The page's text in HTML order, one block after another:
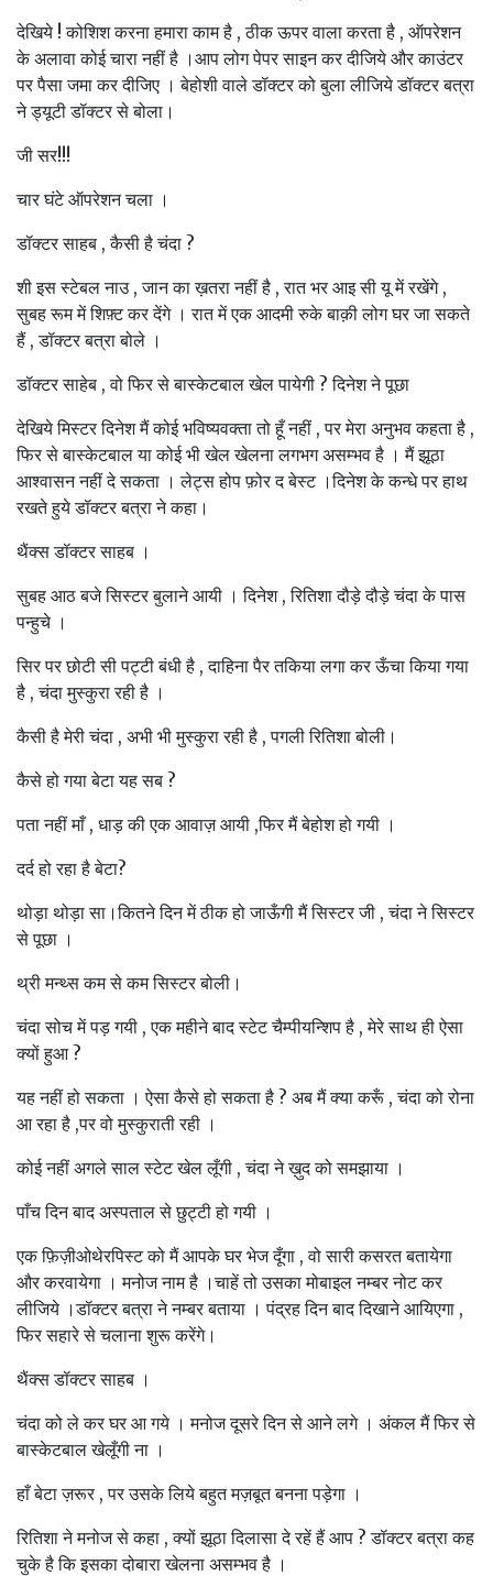
देखिये ! कोशिश करना हमारा काम है , ठीक ऊपर वाला करता है , ऑपरेशन
के अलावा कोई चारा नहीं है ।आप लोग पेपर साइन कर दीजिये और काउंटर
पर पैसा जमा कर दीजिए । बेहोशी वाले डॉक्टर को बुला लीजिये डॉक्टर बत्रा
ने ड्यूटी डॉक्टर से बोला।
जी सर!!!
चार घंटे ऑपरेशन चला ।
डॉक्टर साहब , कैसी है चंदा ?
शी इस स्टेबल नाउ , जान का ख़तरा नहीं है , रात भर आइ सी यू में रखेंगे ,
सुबह रूम में शिफ़्ट कर देंगे । रात में एक आदमी रुके बाक़ी लोग घर जा सकते
हैं , डॉक्टर बत्रा बोले ।
डॉक्टर साहेब , वो फिर से बास्केटबाल खेल पायेगी ? दिनेश ने पूछा
देखिये मिस्टर दिनेश मैं कोई भविष्यवक्ता तो हूँ नहीं , पर मेरा अनुभव कहता है ,
फिर से बास्केटबाल या कोई भी खेल खेलना लगभग असम्भव है । मैं झूठा
आश्वासन नहीं दे सकता । लेट्स होप फ़ोर द बेस्ट ।दिनेश के कन्धे पर हाथ
रखते हुये डॉक्टर बत्रा ने कहा।
थैंक्स डॉक्टर साहब ।
सुबह आठ बजे सिस्टर बुलाने आयी । दिनेश , रितिशा दौड़े दौड़े चंदा के पास
पन्हुचे ।
सिर पर छोटी सी पट्टी बंधी है , दाहिना पैर तकिया लगा कर ऊँचा किया गया
है , चंदा मुस्कुरा रही है ।
कैसी है मेरी चंदा , अभी भी मुस्कुरा रही है , पगली रितिशा बोली।
कैसे हो गया बेटा यह सब ?
पता नहीं माँ , धाड़ की एक आवाज़ आयी ,फिर मैं बेहोश हो गयी ।
दर्द हो रहा है बेटा?
थोड़ा थोड़ा सा।कितने दिन में ठीक हो जाऊँगी मैं सिस्टर जी , चंदा ने सिस्टर
से पूछा ।
थ्री मन्थ्स कम से कम सिस्टर बोली।
चंदा सोच में पड़ गयी , एक महीने बाद स्टेट चैम्पीयन्शिप है , मेरे साथ ही ऐसा
क्यों हुआ ?
यह नहीं हो सकता । ऐसा कैसे हो सकता है ? अब मैं क्या करूँ , चंदा को रोना
आ रहा है ,पर वो मुस्कुराती रही ।
कोई नहीं अगले साल स्टेट खेल लूँगी , चंदा ने ख़ुद को समझाया ।
पाँच दिन बाद अस्पताल से छुट्टी हो गयी ।
एक फ़िज़ीओथेरपिस्ट को मैं आपके घर भेज दूँगा , वो सारी कसरत बतायेगा
और करवायेगा । मनोज नाम है ।चाहें तो उसका मोबाइल नम्बर नोट कर
लीजिये ।डॉक्टर बत्रा ने नम्बर बताया । पंद्रह दिन बाद दिखाने आयिएगा ,
फिर सहारे से चलाना शुरू करेंगे।
थैंक्स डॉक्टर साहब ।
चंदा को ले कर घर आ गये । मनोज दूसरे दिन से आने लगे । अंकल मैं फिर से
बास्केटबाल खेलूँगी ना ।
हाँ बेटा ज़रूर , पर उसके लिये बहुत मज़बूत बनना पड़ेगा ।
रितिशा ने मनोज से कहा , क्यों झूठा दिलासा दे रहें हैं आप ? डॉक्टर बत्रा कह
चुके है कि इसका दोबारा खेलना असम्भव है ।